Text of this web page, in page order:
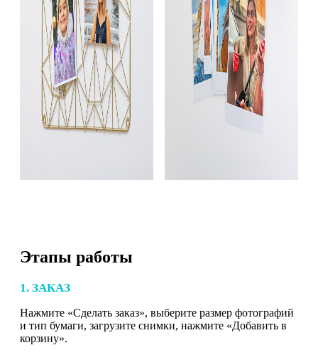
Этапы работы
1. ЗАКАЗ
Нажмите «Сделать заказ», выберите размер фотографий
и тип бумаги, загрузите снимки, нажмите «Добавить в
корзину».